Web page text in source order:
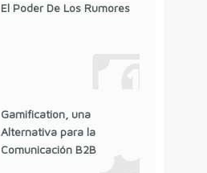
El Poder De Los Rumores
Gamification, una
Alternativa para la
Comunicación B2B